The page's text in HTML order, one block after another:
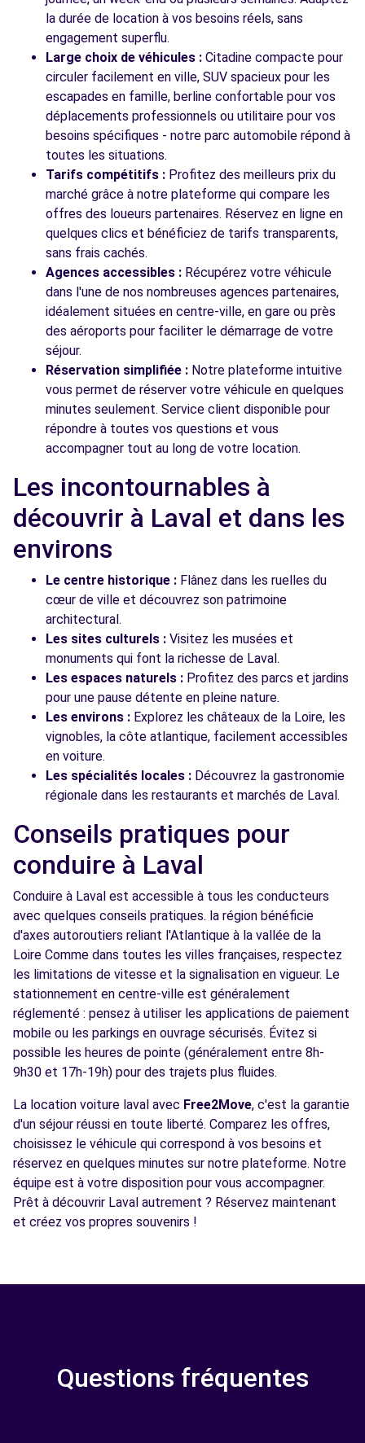
la durée de location à vos besoins réels, sans
engagement superflu.
Large choix de véhicules : Citadine compacte pour
circuler facilement en ville, SUV spacieux pour les
escapades en famille, berline confortable pour vos
déplacements professionnels ou utilitaire pour vos
besoins spécifiques - notre parc automobile répond à
toutes les situations.
Tarifs compétitifs : Profitez des meilleurs prix du
marché grâce à notre plateforme qui compare les
offres des loueurs partenaires. Réservez en ligne en
quelques clics et bénéficiez de tarifs transparents,
sans frais cachés.
Agences accessibles : Récupérez votre véhicule
dans l'une de nos nombreuses agences partenaires,
idéalement situées en centre-ville, en gare ou près
des aéroports pour faciliter le démarrage de votre
séjour.
Réservation simplifiée : Notre plateforme intuitive
vous permet de réserver votre véhicule en quelques
minutes seulement. Service client disponible pour
répondre à toutes vos questions et vous
accompagner tout au long de votre location.
Les incontournables à
découvrir à Laval et dans les
environs
Le centre historique : Flânez dans les ruelles du
cœur de ville et découvrez son patrimoine
architectural.
Les sites culturels : Visitez les musées et
monuments qui font la richesse de Laval.
Les espaces naturels : Profitez des parcs et jardins
pour une pause détente en pleine nature.
Les environs : Explorez les châteaux de la Loire, les
vignobles, la côte atlantique, facilement accessibles
en voiture.
Les spécialités locales : Découvrez la gastronomie
régionale dans les restaurants et marchés de Laval.
Conseils pratiques pour
conduire à Laval
Conduire à Laval est accessible à tous les conducteurs
avec quelques conseils pratiques. la région bénéficie
d'axes autoroutiers reliant l'Atlantique à la vallée de la
Loire Comme dans toutes les villes françaises, respectez
les limitations de vitesse et la signalisation en vigueur. Le
stationnement en centre-ville est généralement
réglementé : pensez à utiliser les applications de paiement
mobile ou les parkings en ouvrage sécurisés. Évitez si
possible les heures de pointe (généralement entre 8h-
9h30 et 17h-19h) pour des trajets plus fluides.
La location voiture laval avec Free2Move, c'est la garantie
d'un séjour réussi en toute liberté. Comparez les offres,
choisissez le véhicule qui correspond à vos besoins et
réservez en quelques minutes sur notre plateforme. Notre
équipe est à votre disposition pour vous accompagner.
Prêt à découvrir Laval autrement ? Réservez maintenant
et créez vos propres souvenirs !
Questions fréquentes